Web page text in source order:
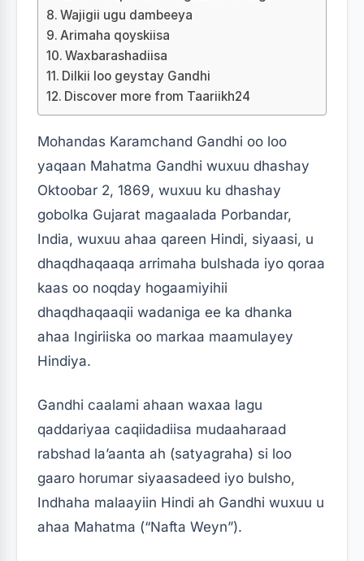
Wajigii ugu dambeeya
Arimaha qoyskiisa
Waxbarashadiisa
Dilkii loo geystay Gandhi
Discover more from Taariikh24
Mohandas Karamchand Gandhi oo loo
yaqaan Mahatma Gandhi wuxuu dhashay
Oktoobar 2, 1869, wuxuu ku dhashay
gobolka Gujarat magaalada Porbandar,
India, wuxuu ahaa qareen Hindi, siyaasi, u
dhaqdhaqaaqa arrimaha bulshada iyo qoraa
kaas oo noqday hogaamiyihii
dhaqdhaqaaqii wadaniga ee ka dhanka
ahaa Ingiriiska oo markaa maamulayey
Hindiya.
Gandhi caalami ahaan waxaa lagu
qaddariyaa caqiidadiisa mudaaharaad
rabshad la’aanta ah (satyagraha) si loo
gaaro horumar siyaasadeed iyo bulsho,
Indhaha malaayiin Hindi ah Gandhi wuxuu u
ahaa Mahatma (“Nafta Weyn”).